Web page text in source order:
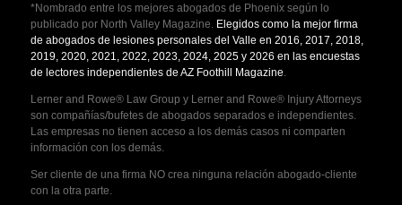
*Nombrado entre los mejores abogados de Phoenix según lo
publicado por North Valley Magazine. Elegidos como la mejor firma
de abogados de lesiones personales del Valle en 2016, 2017, 2018,
2019, 2020, 2021, 2022, 2023, 2024, 2025 y 2026 en las encuestas
de lectores independientes de AZ Foothill Magazine
Lerner and Rowe® Law Group y Lerner and Rowe® Injury Attorneys
son compañías/bufetes de abogados separados e independientes.
Las empresas no tienen acceso a los demás casos ni comparten
información con los demás.
Ser cliente de una firma NO crea ninguna relación abogado-cliente
con la otra parte.